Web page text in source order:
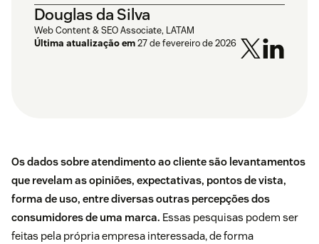
Douglas da Silva
Web Content & SEO Associate, LATAM
Última atualização em27 de fevereiro de 2026
Os dados sobre atendimento ao cliente são levantamentos
que revelam as opiniões, expectativas, pontos de vista,
forma de uso, entre diversas outras percepções dos
consumidores de uma marca. Essas pesquisas podem ser
feitas pela própria empresa interessada, de forma